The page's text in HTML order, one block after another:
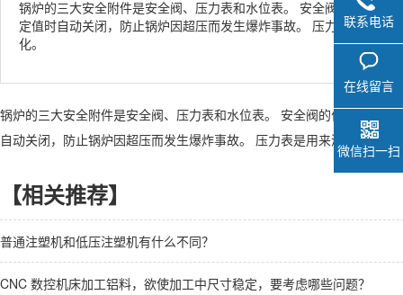
锅炉的三大安全附件是安全阀、压力表和水位表。 安全阀的作用是
定值时自动关闭，防止锅炉因超压而发生爆炸事故。 压力表是用来
化。
锅炉的三大安全附件是安全阀、压力表和水位表。 安全阀的作用是当
自动关闭，防止锅炉因超压而发生爆炸事故。 压力表是用来测量锅炉
【相关推荐】
普通注塑机和低压注塑机有什么不同？
CNC 数控机床加工铝料，欲使加工中尺寸稳定，要考虑哪些问题？
联系电话
在线留言
微信扫一扫